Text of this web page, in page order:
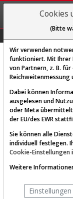
AKTIEN-
Die
TraderFox
Cookies
(Bitte
Wir verwenden
funktioniert. Mit Ihrer
von Partnern, z. B.
Reichweitenmessung
Dabei können
ausgelesen und
oder Meta übermittelt
der EU/des EWR
Sie können alle
individuell festlegen.
Cookie-Einstellungen
Weitere
Einstellungen